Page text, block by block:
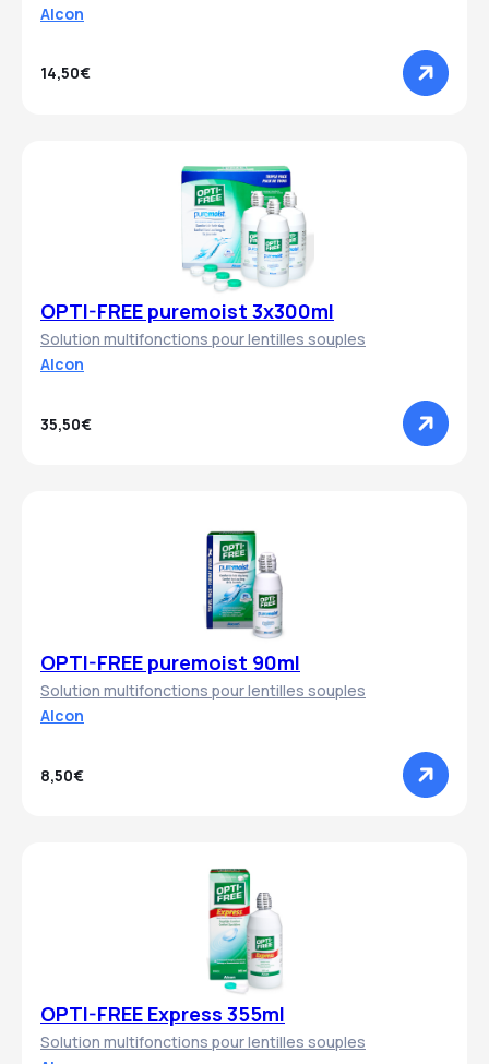
Alcon
14,50€
OPTI-FREE puremoist 3x300ml
Solution multifonctions pour lentilles souples
Alcon
35,50€
OPTI-FREE puremoist 90ml
Solution multifonctions pour lentilles souples
Alcon
8,50€
OPTI-FREE Express 355ml
Solution multifonctions pour lentilles souples